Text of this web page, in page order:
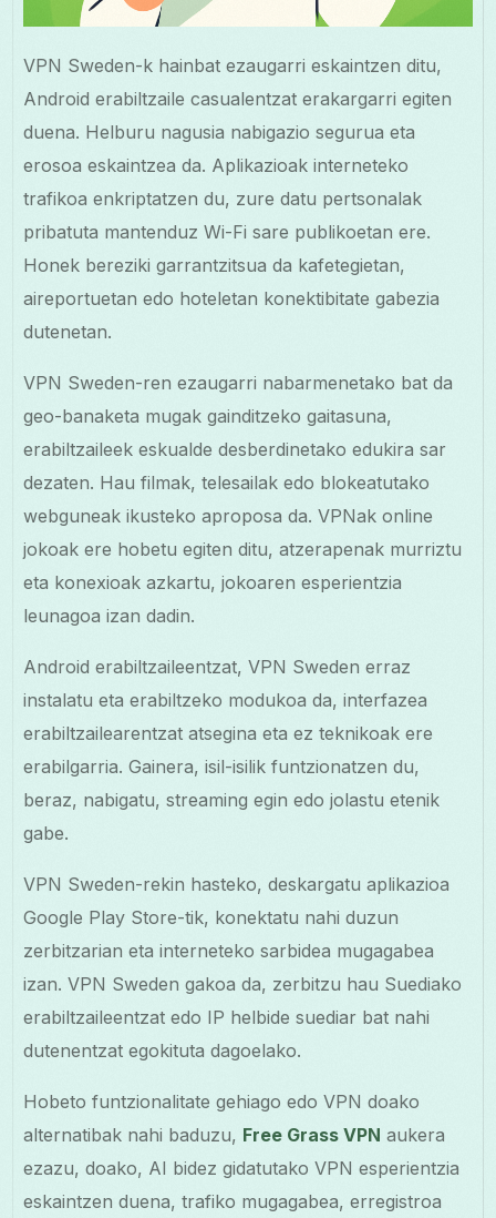
VPN Sweden-k hainbat ezaugarri eskaintzen ditu,
Android erabiltzaile casualentzat erakargarri egiten
duena. Helburu nagusia nabigazio segurua eta
erosoa eskaintzea da. Aplikazioak interneteko
trafikoa enkriptatzen du, zure datu pertsonalak
pribatuta mantenduz Wi-Fi sare publikoetan ere.
Honek bereziki garrantzitsua da kafetegietan,
aireportuetan edo hoteletan konektibitate gabezia
dutenetan.
VPN Sweden-ren ezaugarri nabarmenetako bat da
geo-banaketa mugak gainditzeko gaitasuna,
erabiltzaileek eskualde desberdinetako edukira sar
dezaten. Hau filmak, telesailak edo blokeatutako
webguneak ikusteko aproposa da. VPNak online
jokoak ere hobetu egiten ditu, atzerapenak murriztu
eta konexioak azkartu, jokoaren esperientzia
leunagoa izan dadin.
Android erabiltzaileentzat, VPN Sweden erraz
instalatu eta erabiltzeko modukoa da, interfazea
erabiltzailearentzat atsegina eta ez teknikoak ere
erabilgarria. Gainera, isil-isilik funtzionatzen du,
beraz, nabigatu, streaming egin edo jolastu etenik
gabe.
VPN Sweden-rekin hasteko, deskargatu aplikazioa
Google Play Store-tik, konektatu nahi duzun
zerbitzarian eta interneteko sarbidea mugagabea
izan. VPN Sweden gakoa da, zerbitzu hau Suediako
erabiltzaileentzat edo IP helbide suediar bat nahi
dutenentzat egokituta dagoelako.
Hobeto funtzionalitate gehiago edo VPN doako
alternatibak nahi baduzu, Free Grass VPN aukera
ezazu, doako, AI bidez gidatutako VPN esperientzia
eskaintzen duena, trafiko mugagabea, erregistroa